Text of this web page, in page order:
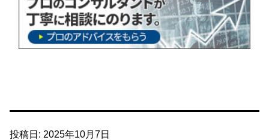
投稿日: 2025年10月7日